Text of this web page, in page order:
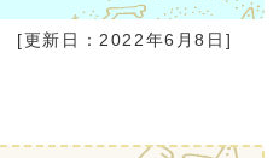
[更新日： 2022年6月8日 ]